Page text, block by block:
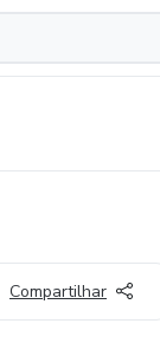
Compartilhar